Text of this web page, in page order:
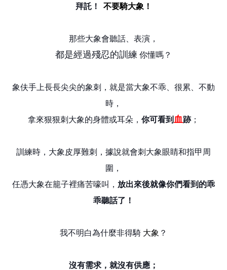
拜託！
不要騎大象！
那些大象會聽話、表演，
都是經過殘忍的訓練 你懂嗎？
象伕手上長長尖尖的象刺，就是當大象不乖、很累、不動
時 ，
拿來狠狠刺大象的身體或耳朵， 你可看到 血跡；
訓練時，大象皮厚難刺，據說就會刺大象眼睛和指甲周
圍，
任憑大象在籠子裡痛苦嚎叫， 放出來後就像你們看到的乖
乖聽話了！
我不明白為什麼非得騎 大象 ？
沒有需求，就沒有供應；